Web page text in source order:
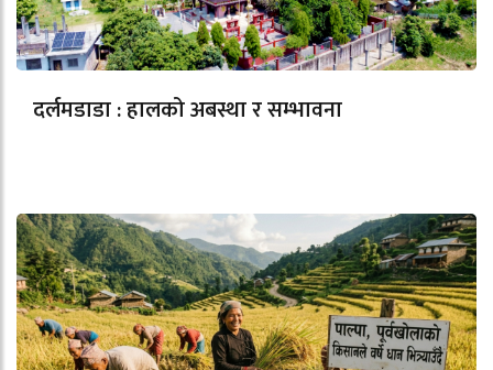
दर्लमडाडा : हालको अबस्था र सम्भावना